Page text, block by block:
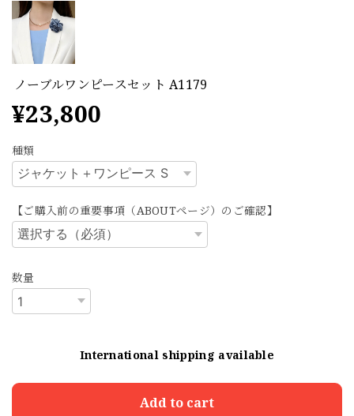
ノーブルワンピースセット A1179
¥23,800
種類
【ご購入前の重要事項（ABOUTページ）のご確認】
数量
International shipping available
Add to cart